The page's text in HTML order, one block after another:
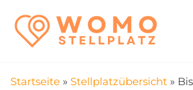
Inhalt
springen
Startseite » Stellplatzübersicht »